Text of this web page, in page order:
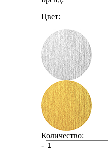
Цвет:
Количество:
-